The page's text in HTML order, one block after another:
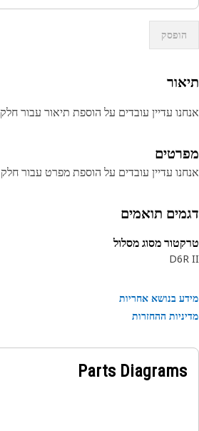
הופסק
עדיין עובדים על הוספת תיאור עבור חלק זה.
עדיין עובדים על הוספת מפרט עבור חלק זה.
תואמים
מסוג מסלול
בנושא אחריות
ההחזרות
Parts Diagrams